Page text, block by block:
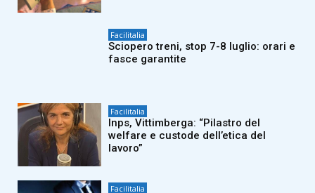
Facilitalia
Sciopero treni, stop 7-8 luglio: orari e
fasce garantite
Facilitalia
Inps, Vittimberga: “Pilastro del
welfare e custode dell’etica del
lavoro”
Facilitalia